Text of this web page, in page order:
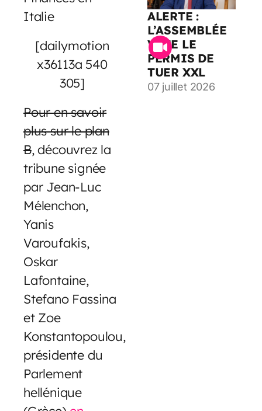
Italie
[dailymotion
x36113a 540
305]
Pour en savoir
plus sur le plan
B, découvrez la
tribune signée
par Jean-Luc
Mélenchon,
Yanis
Varoufakis,
Oskar
Lafontaine,
Stefano Fassina
et Zoe
Konstantopoulou,
présidente du
Parlement
hellénique
ALERTE :
L’ASSEMBLÉE
VOTE LE
PERMIS DE
TUER XXL
07 juillet 2026